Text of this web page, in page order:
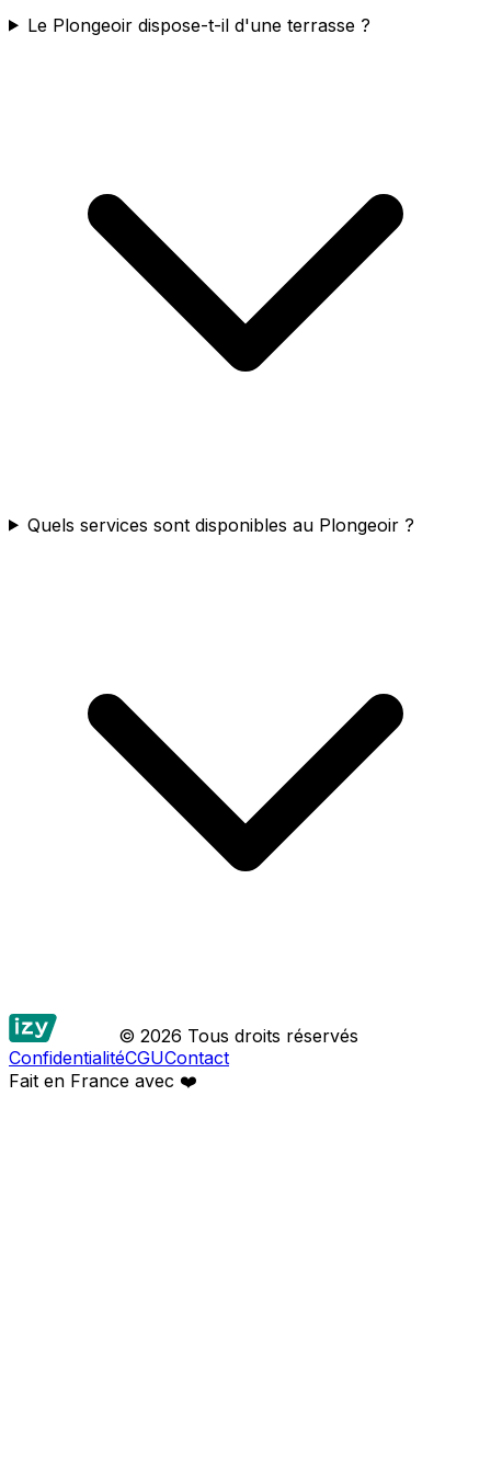
Le Plongeoir dispose-t-il d'une terrasse ?
Quels services sont disponibles au Plongeoir ?
© 2026 Tous droits réservés
ConfidentialitéCGUContact
Fait en France avec ❤️